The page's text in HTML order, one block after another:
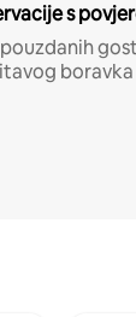
s
boravka